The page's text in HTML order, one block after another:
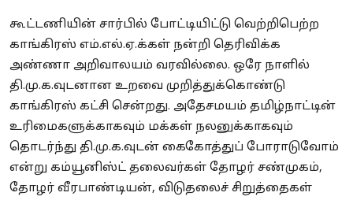
கூட்டணியின் சார்பில் போட்டியிட்டு வெற்றிபெற்ற
காங்கிரஸ் எம்.எல்.ஏ.க்கள் நன்றி தெரிவிக்க
அண்ணா அறிவாலயம் வரவில்லை. ஒரே நாளில்
தி.மு.க.வுடனான உறவை முறித்துக்கொண்டு
காங்கிரஸ் கட்சி சென்றது. அதேசமயம் தமிழ்நாட்டின்
உரிமைகளுக்காகவும் மக்கள் நலனுக்காகவும்
தொடர்ந்து தி.மு.க.வுடன் கைகோத்துப் போராடுவோம்
என்று கம்யூனிஸ்ட் தலைவர்கள் தோழர் சண்முகம்,
தோழர் வீரபாண்டியன், விடுதலைச் சிறுத்தைகள்